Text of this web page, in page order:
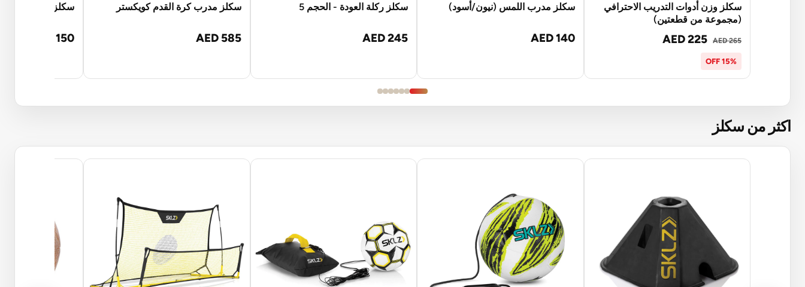
سكلز وزن أدوات التدريب الاحترافي
(مجموعة من قطعتين)
AED 225 AED 265
15% OFF
سكلز مدرب اللمس (نيون/أسود)
AED 140
سكلز ركلة العودة - الحجم 5
AED 245
سكلز مدرب كرة القدم كويكستر
AED 585
سكلز كرة القدم
AED 150
اكثر من سكلز